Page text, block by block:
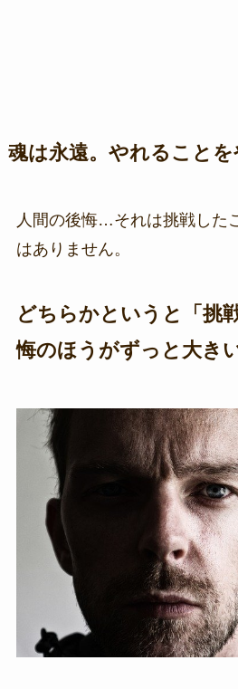
魂は永遠。やれること
人間の後悔…それは挑戦した
はありません。
どちらかというと「挑
悔のほうがずっと大き